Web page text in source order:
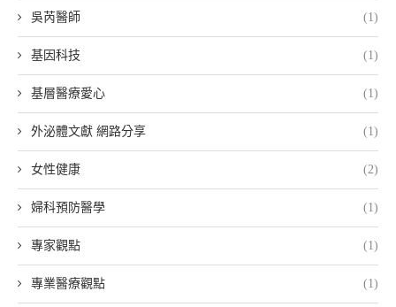
吳芮醫師 (1)
基因科技 (1)
基層醫療愛心 (1)
外泌體文獻 網路分享 (1)
女性健康 (2)
婦科預防醫學 (1)
專家觀點 (1)
專業醫療觀點 (1)